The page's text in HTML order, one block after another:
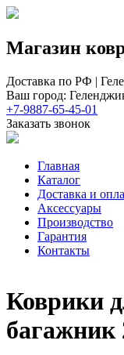
Магазин
Доставка по РФ |
Ваш город:
+7-9887-65-45-01
Заказать звонок
Главная
Каталог
Доставка и
Аксессуары
Производство
Гарантия
Контакты
Коврики